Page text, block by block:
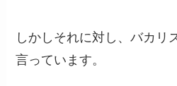
しかしそれに対し、バカリ
言っています。